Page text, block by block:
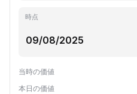
時点
当時の価値
本日の価値